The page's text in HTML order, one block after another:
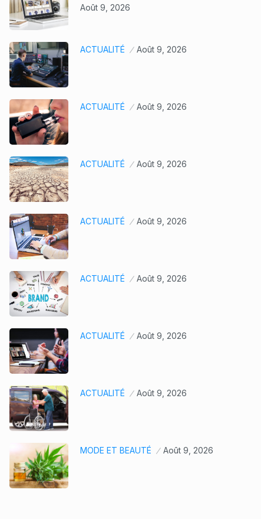
Août 9, 2026
ACTUALITÉ Août 9, 2026
ACTUALITÉ Août 9, 2026
ACTUALITÉ Août 9, 2026
ACTUALITÉ Août 9, 2026
ACTUALITÉ Août 9, 2026
ACTUALITÉ Août 9, 2026
ACTUALITÉ Août 9, 2026
MODE ET BEAUTÉ Août 9, 2026